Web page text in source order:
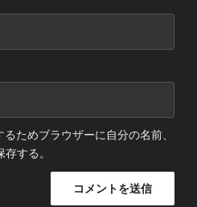
ためブラウザーに自分の名前、
する。